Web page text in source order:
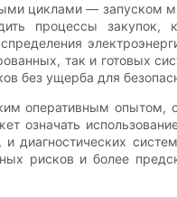
циклами — запуском
процессы закупок,
так и готовых
без ущерба для
оперативным опытом,
означать
диагностических
рисков и более